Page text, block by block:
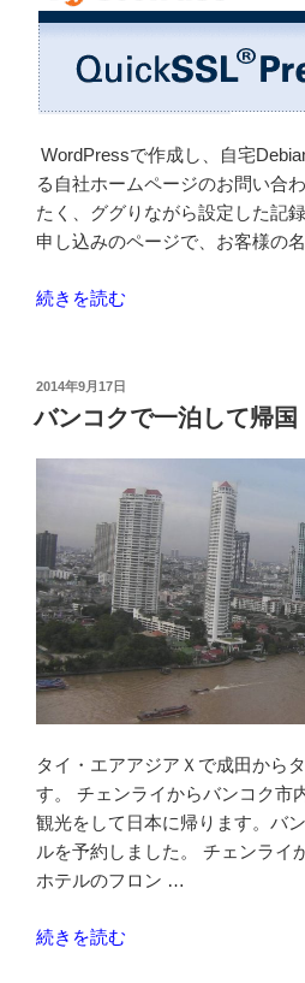
WordPressで作成し、自宅
る自社ホームページのお問い合
たく、ググりながら設定した記
申し込みのページで、お客様の
“自
(wheezy)
サ
の
apache2
に
ク
イ
ッ
ク
SSL
プ
レ
ミ
ア
ム
明
続きを読む
投
日:
2014年9月17日
バンコクで一泊して帰国
タイ・エアアジアＸで成田から
す。 チェンライからバンコク市
観光をして日本に帰ります。バ
ルを予約しました。 チェンライ
ホテルのフロン …
“バ
続きを読む